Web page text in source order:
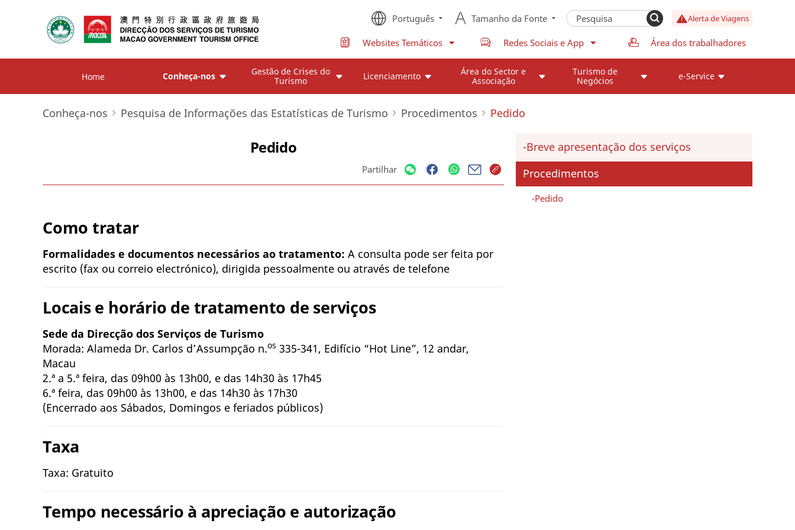
Português Tamanho da Fonte Alerta de Viagens
Websites Temáticos Redes Sociais e App Área dos trabalhadores
Home Conheça-nos
Gestão de Crises do
Turismo
Licenciamento
Área do Sector e
Associação
Turismo de
Negócios
e-Service
Conheça-nos Pesquisa de Informações das Estatísticas de Turismo Procedimentos Pedido
Pedido
Partilhar
Como tratar
Formalidades e documentos necessários ao tratamento: A consulta pode ser feita por
escrito (fax ou correio electrónico), dirigida pessoalmente ou através de telefone
Locais e horário de tratamento de serviços
Sede da Direcção dos Serviços de Turismo
Morada: Alameda Dr. Carlos d’Assumpção n.os 335-341, Edifício “Hot Line”, 12 andar,
Macau
2.ª a 5.ª feira, das 09h00 às 13h00, e das 14h30 às 17h45
6.ª feira, das 09h00 às 13h00, e das 14h30 às 17h30
(Encerrado aos Sábados, Domingos e feriados públicos)
Taxa
Taxa: Gratuito
Tempo necessário à apreciação e autorização
Breve apresentação dos serviços
Procedimentos
Pedido